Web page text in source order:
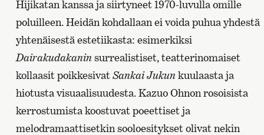
Hijikatan kanssa ja siirtyneet 1970-luvulla omille
poluilleen. Heidän kohdallaan ei voida puhua yhdestä
yhtenäisestä estetiikasta: esimerkiksi
Dairakudakaninsurrealistiset, teatterinomaiset
kollaasit poikkesivatSankai Jukunkuulaasta ja
hiotusta visuaalisuudesta. Kazuo Ohnon rosoisista
kerrostumista koostuvat poeettiset ja
melodramaattisetkin sooloesitykset olivat nekin